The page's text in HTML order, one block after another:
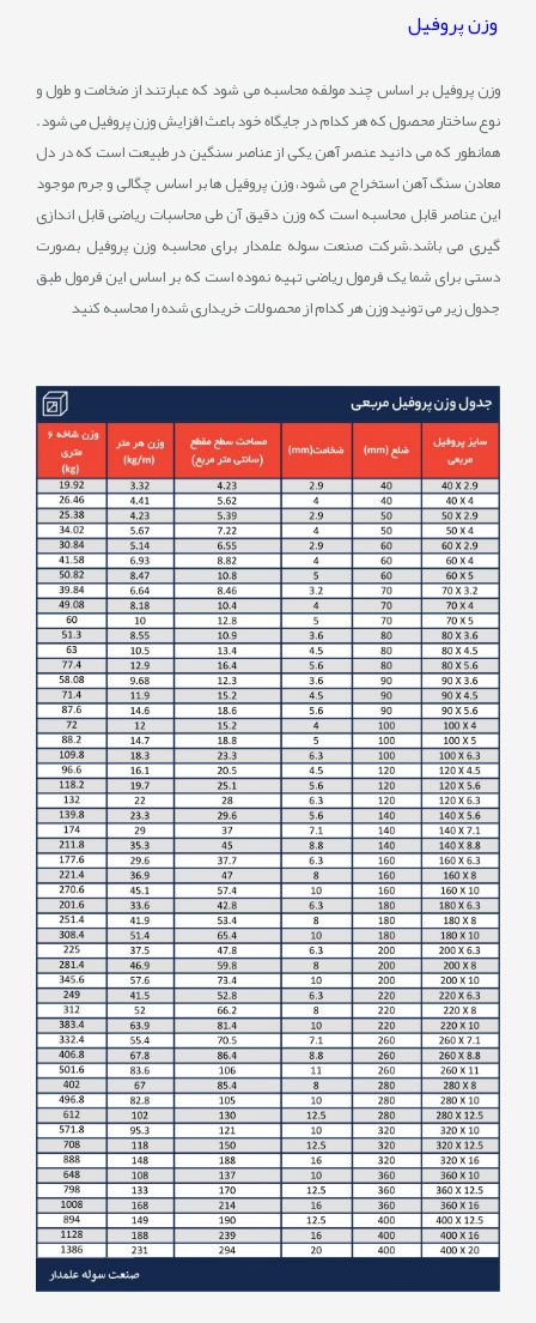
وزن پروفیل
وزن پروفیل بر اساس چند مولفه محاسبه می شود که عبارتند از ضخامت و طول و
نوع ساختار محصول که هر کدام در جایگاه خود باعث افزایش وزن پروفیل می شود.
همانطور که می دانید عنصر آهن یکی از عناصر سنگین در طبیعت است که در دل
معادن سنگ آهن استخراج می شود، وزن پروفیل ها بر اساس چگالی و جرم موجود
این عناصر قابل محاسبه است که وزن دقیق آن طی محاسبات ریاضی قابل اندازی
گیری می باشد.شرکت صنعت سوله علمدار برای محاسبه وزن پروفیل بصورت
دستی برای شما یک فرمول ریاضی تهیه نموده است که بر اساس این فرمول طبق
جدول زیر می تونید وزن هر کدام از محصولات خریداری شده را محاسبه کنید